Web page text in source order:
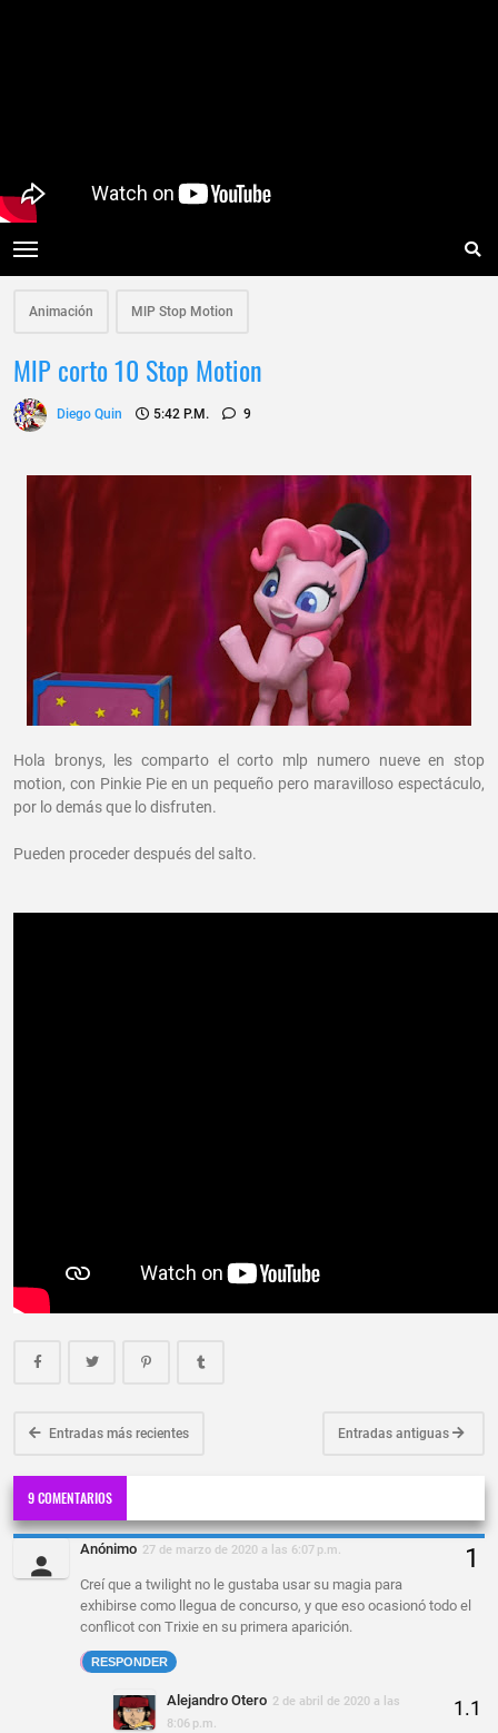
Animación MlP Stop Motion
MlP corto 10 Stop Motion
Diego Quin 5:42 P.m. 9
Hola bronys, les comparto el corto mlp numero nueve en stop
motion, con Pinkie Pie en un pequeño pero maravilloso espectáculo,
por lo demás que lo disfruten.
Pueden proceder después del salto.
Entradas más recientes Entradas antiguas
9 COMENTARIOS
Anónimo 27 de marzo de 2020 a las 6:07 p.m.
Creí que a twilight no le gustaba usar su magia para
exhibirse como llegua de concurso, y que eso ocasionó todo el
conflicot con Trixie en su primera aparición.
RESPONDER
Alejandro Otero 2 de abril de 2020 a las
8:06 p.m.